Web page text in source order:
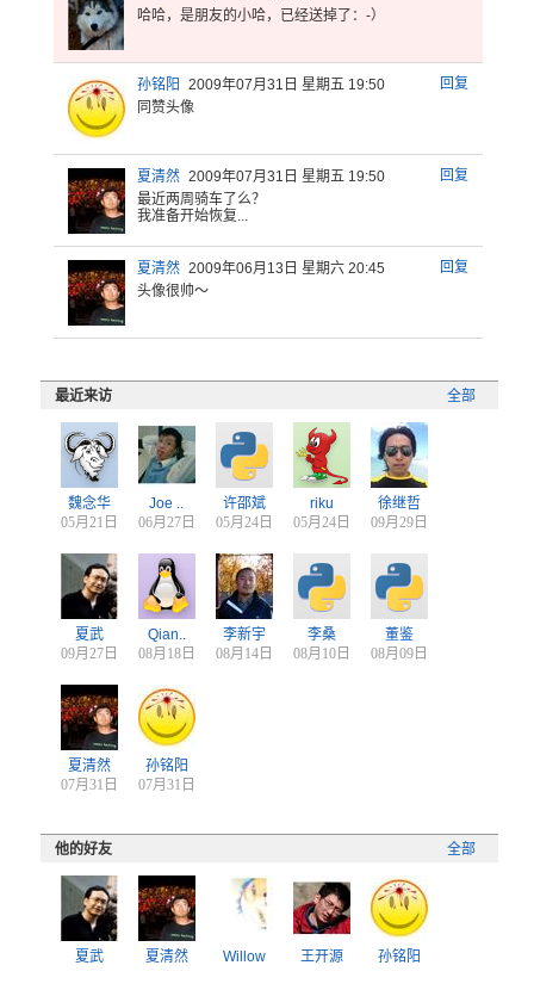
哈哈，是朋友的小哈，已经送掉了：-）
回复
孙铭阳
2009年07月31日 星期五 19:50
同赞头像
回复
夏清然 2009年07月31日 星期五 19:50
最近两周骑车了么？
我准备开始恢复...
回复
夏清然 2009年06月13日 星期六 20:45
头像很帅～
全部
最近来访
魏念华
05月21日
Joe ..
06月27日
许邵斌
05月24日
riku
05月24日
徐继哲
09月29日
夏武
09月27日
Qian..
08月18日
李新宇
08月14日
李桑
08月10日
董鉴
08月09日
夏清然
07月31日
孙铭阳
07月31日
全部
他的好友
夏武 夏清然 Willow 王开源 孙铭阳